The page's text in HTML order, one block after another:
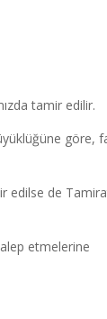
tamir edilir.
göre,
edilse de
etmelerine